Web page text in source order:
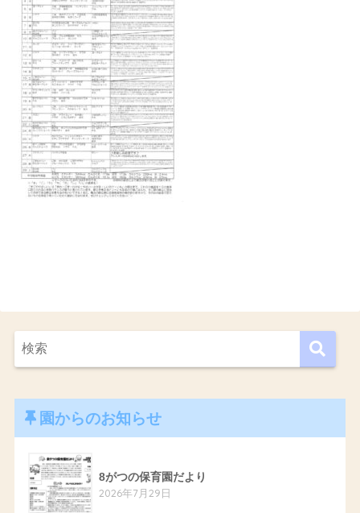
園からのお知らせ
8がつの保育園だより
2026年7月29日